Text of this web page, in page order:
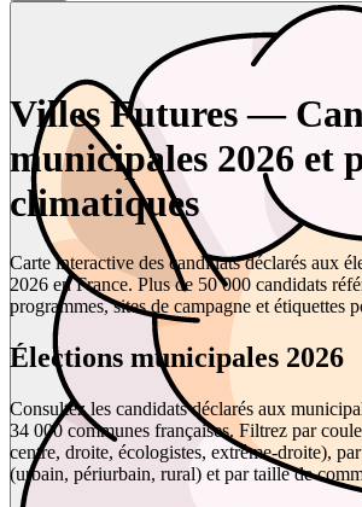
Villes Futures —
municipales 2026 et
climatiques
Carte interactive des candidats déclarés aux
2026 en France. Plus de 50 000 candidats
programmes, sites de campagne et étiquettes
Élections municipales 2026
Consultez les candidats déclarés aux
34 000 communes françaises. Filtrez par
centre, droite, écologistes, extrême-droite),
(urbain, périurbain, rural) et par taille de